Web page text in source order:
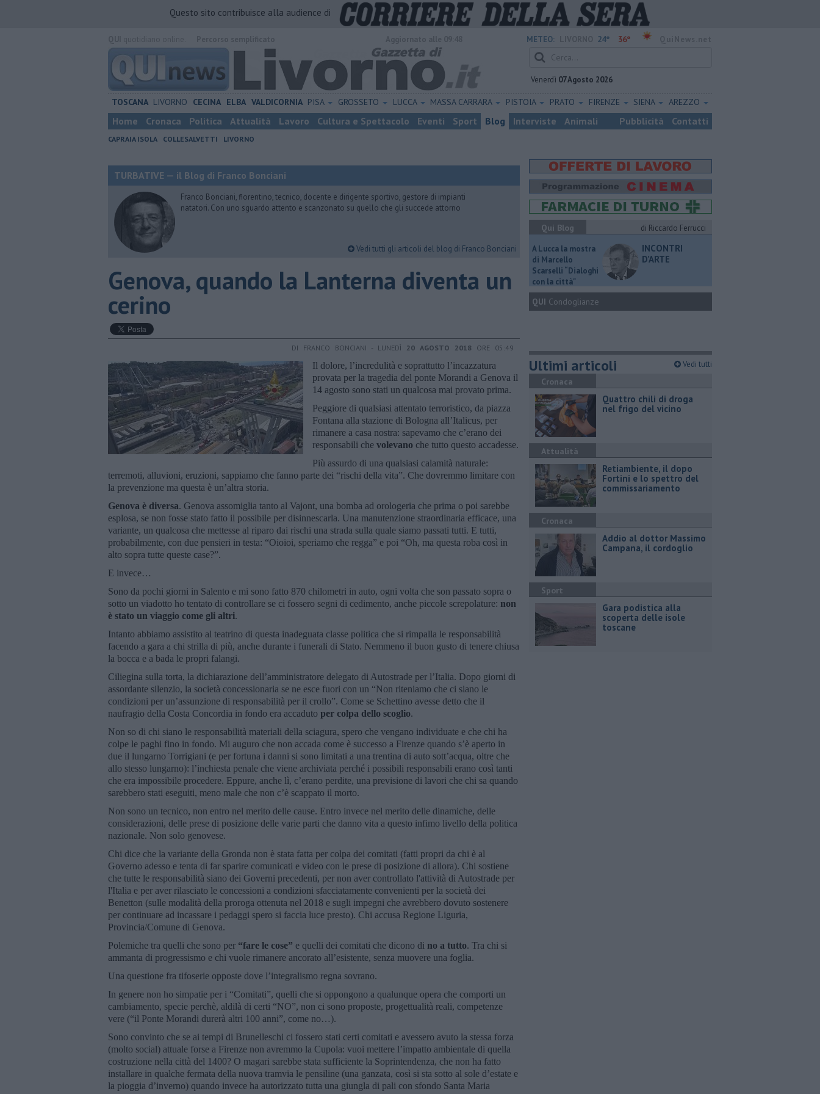
Questo sito contribuisce alla audience di
METEO: 24° 36°
Venerdì 07 Agosto 2026
TOSCANA LIVORNO CECINA ELBA VALDICORNIA PISA GROSSETO LUCCA MASSA CARRARA PISTOIA PRATO FIRENZE SIENA AREZZO
Home Cronaca Politica Attualità Lavoro Cultura e Spettacolo Eventi Sport Blog Interviste Animali Pubblicità Contatti
CAPRAIA ISOLA COLLESALVETTI LIVORNO
TURBATIVE — il Blog di Franco Bonciani
Franco Bonciani, fiorentino, tecnico, docente e dirigente sportivo, gestore di impianti
natatori. Con uno sguardo attento e scanzonato su quello che gli succede attorno
Vedi tutti gli articoli del blog di Franco Bonciani
Genova, quando la Lanterna diventa un
cerino
DI FRANCO BONCIANI - LUNEDÌ 20 AGOSTO 2018 ORE 05:49
Il dolore, l’incredulità e soprattutto l’incazzatura
provata per la tragedia del ponte Morandi a Genova il
14 agosto sono stati un qualcosa mai provato prima.
Peggiore di qualsiasi attentato terroristico, da piazza
Fontana alla stazione di Bologna all’Italicus, per
rimanere a casa nostra: sapevamo che c’erano dei
responsabili che volevano che tutto questo accadesse.
Più assurdo di una qualsiasi calamità naturale:
terremoti, alluvioni, eruzioni, sappiamo che fanno parte dei “rischi della vita”. Che dovremmo limitare con
la prevenzione ma questa è un’altra storia.
Genova è diversa. Genova assomiglia tanto al Vajont, una bomba ad orologeria che prima o poi sarebbe
esplosa, se non fosse stato fatto il possibile per disinnescarla. Una manutenzione straordinaria efficace, una
variante, un qualcosa che mettesse al riparo dai rischi una strada sulla quale siamo passati tutti. E tutti,
probabilmente, con due pensieri in testa: “Oioioi, speriamo che regga” e poi “Oh, ma questa roba così in
alto sopra tutte queste case?”.
E invece…
Sono da pochi giorni in Salento e mi sono fatto 870 chilometri in auto, ogni volta che son passato sopra o
sotto un viadotto ho tentato di controllare se ci fossero segni di cedimento, anche piccole screpolature: non
è stato un viaggio come gli altri.
Intanto abbiamo assistito al teatrino di questa inadeguata classe politica che si rimpalla le responsabilità
facendo a gara a chi strilla di più, anche durante i funerali di Stato. Nemmeno il buon gusto di tenere chiusa
la bocca e a bada le propri falangi.
Ciliegina sulla torta, la dichiarazione dell’amministratore delegato di Autostrade per l’Italia. Dopo giorni di
assordante silenzio, la società concessionaria se ne esce fuori con un “Non riteniamo che ci siano le
condizioni per un’assunzione di responsabilità per il crollo”. Come se Schettino avesse detto che il
naufragio della Costa Concordia in fondo era accaduto per colpa dello scoglio.
Non so di chi siano le responsabilità materiali della sciagura, spero che vengano individuate e che chi ha
colpe le paghi fino in fondo. Mi auguro che non accada come è successo a Firenze quando s’è aperto in
due il lungarno Torrigiani (e per fortuna i danni si sono limitati a una trentina di auto sott’acqua, oltre che
allo stesso lungarno): l’inchiesta penale che viene archiviata perché i possibili responsabili erano così tanti
che era impossibile procedere. Eppure, anche lì, c’erano perdite, una previsione di lavori che chi sa quando
sarebbero stati eseguiti, meno male che non c’è scappato il morto.
Non sono un tecnico, non entro nel merito delle cause. Entro invece nel merito delle dinamiche, delle
considerazioni, delle prese di posizione delle varie parti che danno vita a questo infimo livello della politica
nazionale. Non solo genovese.
Chi dice che la variante della Gronda non è stata fatta per colpa dei comitati (fatti propri da chi è al
Governo adesso e tenta di far sparire comunicati e video con le prese di posizione di allora). Chi sostiene
che tutte le responsabilità siano dei Governi precedenti, per non aver controllato l'attività di Autostrade per
l'Italia e per aver rilasciato le concessioni a condizioni sfacciatamente convenienti per la società dei
Benetton (sulle modalità della proroga ottenuta nel 2018 e sugli impegni che avrebbero dovuto sostenere
per continuare ad incassare i pedaggi spero si faccia luce presto). Chi accusa Regione Liguria,
Provincia/Comune di Genova.
Polemiche tra quelli che sono per “fare le cose” e quelli dei comitati che dicono di no a tutto. Tra chi si
ammanta di progressismo e chi vuole rimanere ancorato all’esistente, senza muovere una foglia.
Una questione fra tifoserie opposte dove l’integralismo regna sovrano.
In genere non ho simpatie per i “Comitati”, quelli che si oppongono a qualunque opera che comporti un
cambiamento, specie perchè, aldilà di certi “NO”, non ci sono proposte, progettualità reali, competenze
vere (“il Ponte Morandi durerà altri 100 anni”, come no…).
Sono convinto che se ai tempi di Brunelleschi ci fossero stati certi comitati e avessero avuto la stessa forza
(molto social) attuale forse a Firenze non avremmo la Cupola: vuoi mettere l’impatto ambientale di quella
costruzione nella città del 1400? O magari sarebbe stata sufficiente la Soprintendenza, che non ha fatto
installare in qualche fermata della nuova tramvia le pensiline (una ganzata, così si sta sotto al sole d’estate e
la pioggia d’inverno) quando invece ha autorizzato tutta una giungla di pali con sfondo Santa Maria
Qui Blog
di Riccardo Ferrucci
A Lucca la mostra
di Marcello
Scarselli “Dialoghi
con la città"
INCONTRI
D'ARTE
QUI Condoglianze
Ultimi articoli Vedi tutti
Cronaca
Quattro chili di droga
nel frigo del vicino
Attualità
Retiambiente, il dopo
Fortini e lo spettro del
commissariamento
Cronaca
Addio al dottor Massimo
Campana, il cordoglio
Sport
Gara podistica alla
scoperta delle isole
toscane